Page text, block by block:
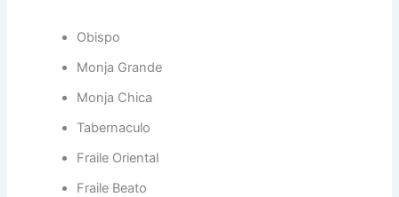
Obispo
Monja Grande
Monja Chica
Tabernaculo
Fraile Oriental
Fraile Beato